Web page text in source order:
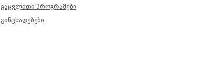
გაცვლითი პროგრამები
განცხადებები